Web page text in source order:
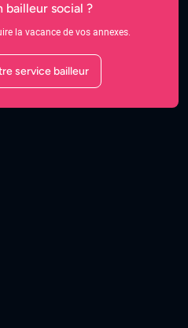
bailleur social ?
la vacance de vos annexes.
service bailleur